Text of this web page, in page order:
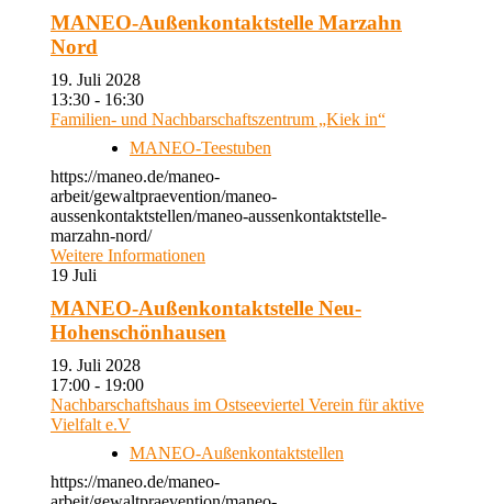
MANEO-Außenkontaktstelle Marzahn
Nord
19. Juli 2028
13:30 - 16:30
Familien- und Nachbarschaftszentrum „Kiek in“
MANEO-Teestuben
https://maneo.de/maneo-
arbeit/gewaltpraevention/maneo-
aussenkontaktstellen/maneo-aussenkontaktstelle-
marzahn-nord/
Weitere Informationen
19 Juli
MANEO-Außenkontaktstelle Neu-
Hohenschönhausen
19. Juli 2028
17:00 - 19:00
Nachbarschaftshaus im Ostseeviertel Verein für aktive
Vielfalt e.V
MANEO-Außenkontaktstellen
https://maneo.de/maneo-